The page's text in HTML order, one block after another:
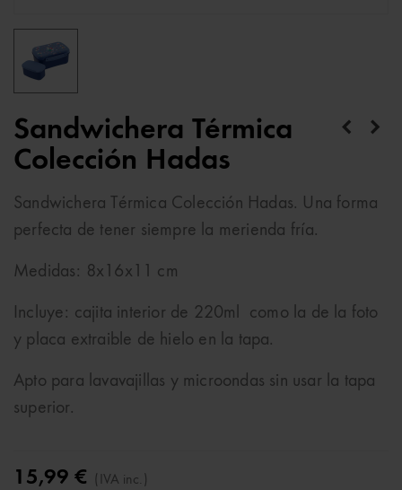
Sandwichera Térmica
Colección Hadas
Sandwichera Térmica Colección Hadas. Una forma
perfecta de tener siempre la merienda fría.
Medidas: 8x16x11 cm
Incluye: cajita interior de 220ml como la de la foto
y placa extraible de hielo en la tapa.
Apto para lavavajillas y microondas sin usar la tapa
superior.
15,99 € (IVA inc.)